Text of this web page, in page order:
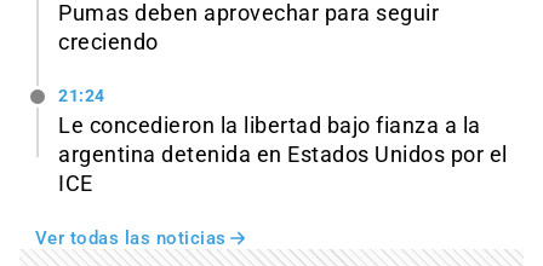
Pumas deben aprovechar para seguir
creciendo
21:24
Le concedieron la libertad bajo fianza a la
argentina detenida en Estados Unidos por el
ICE
Ver todas las noticias